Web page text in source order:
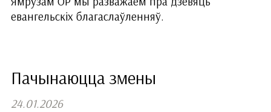
евангельскіх благаслаўленняў.
Пачынаюцца змены
24.01.2026